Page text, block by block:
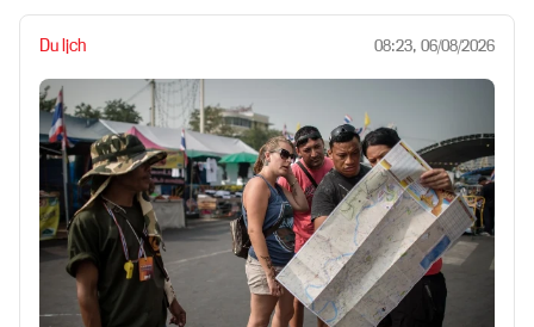
Du lịch 08:23, 06/08/2026